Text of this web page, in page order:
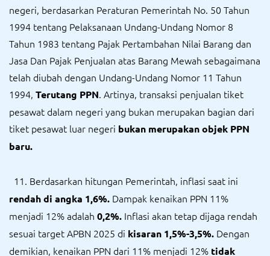
negeri, berdasarkan Peraturan Pemerintah No. 50 Tahun
1994 tentang Pelaksanaan Undang-Undang Nomor 8
Tahun 1983 tentang Pajak Pertambahan Nilai Barang dan
Jasa Dan Pajak Penjualan atas Barang Mewah sebagaimana
telah diubah dengan Undang-Undang Nomor 11 Tahun
1994, Terutang PPN. Artinya, transaksi penjualan tiket
pesawat dalam negeri yang bukan merupakan bagian dari
tiket pesawat luar negeri bukan merupakan objek PPN
baru.
11. Berdasarkan hitungan Pemerintah, inflasi saat ini
rendah di angka 1,6%. Dampak kenaikan PPN 11%
menjadi 12% adalah 0,2%. Inflasi akan tetap dijaga rendah
sesuai target APBN 2025 di kisaran 1,5%-3,5%. Dengan
demikian, kenaikan PPN dari 11% menjadi 12% tidak